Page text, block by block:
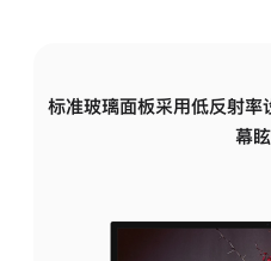
标准玻璃面板采用低反射率
幕眩